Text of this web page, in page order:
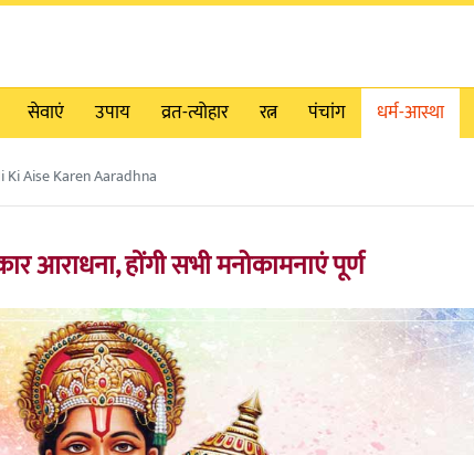
सेवाएं उपाय व्रत-त्योहार रत्न पंचांग धर्म-आस्था
Aise Karen Aaradhna
आराधना, होंगी सभी मनोकामनाएं पूर्ण